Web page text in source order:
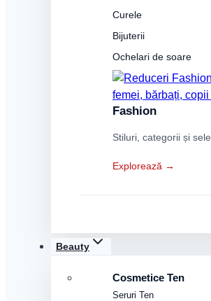
Curele
Bijuterii
Ochelari de soare
Fashion
Stiluri, categorii și
Explorează →
Beauty
Cosmetice Ten
Seruri Ten